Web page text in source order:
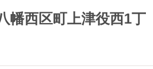
幡西区町上津役西1丁